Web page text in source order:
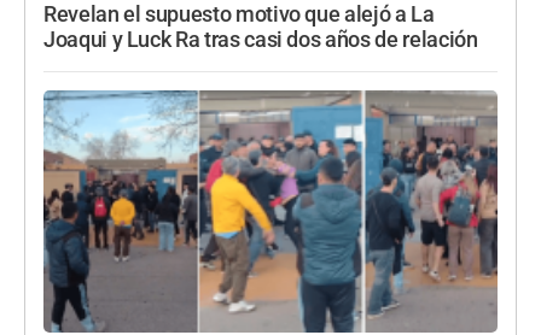
Revelan el supuesto motivo que alejó a La
Joaqui y Luck Ra tras casi dos años de relación